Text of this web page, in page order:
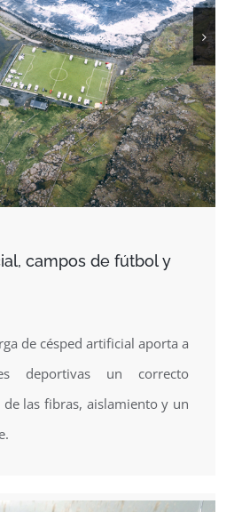
campos de fútbol y
de césped artificial aporta a
deportivas un correcto
las fibras, aislamiento y un